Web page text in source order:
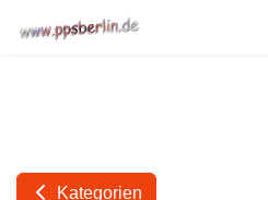
Kategorien